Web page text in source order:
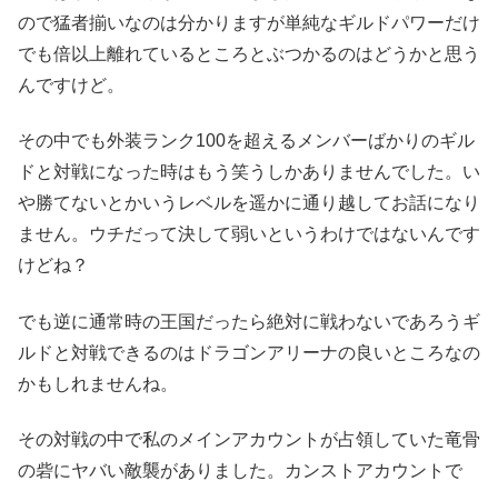
ので猛者揃いなのは分かりますが単純なギルドパワーだけ
でも倍以上離れているところとぶつかるのはどうかと思う
んですけど。
その中でも外装ランク100を超えるメンバーばかりのギル
ドと対戦になった時はもう笑うしかありませんでした。い
や勝てないとかいうレベルを遥かに通り越してお話になり
ません。ウチだって決して弱いというわけではないんです
けどね？
でも逆に通常時の王国だったら絶対に戦わないであろうギ
ルドと対戦できるのはドラゴンアリーナの良いところなの
かもしれませんね。
その対戦の中で私のメインアカウントが占領していた竜骨
の砦にヤバい敵襲がありました。カンストアカウントで